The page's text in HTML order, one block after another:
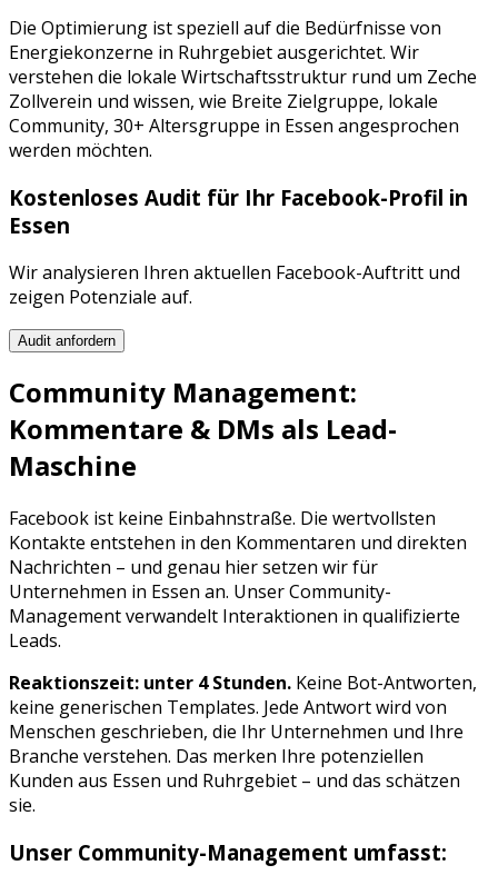
Die Optimierung ist speziell auf die Bedürfnisse von
Energiekonzerne in Ruhrgebietausgerichtet. Wir
verstehen die lokale Wirtschaftsstruktur rund um Zeche
Zollverein und wissen, wie Breite Zielgruppe, lokale
Community, 30+ Altersgruppe in Essen angesprochen
werden möchten.
Kostenloses Audit für Ihr Facebook-Profil in
Essen
Wir analysieren Ihren aktuellen Facebook-Auftritt und
zeigen Potenziale auf.
Audit anfordern
Community Management:
Kommentare & DMs als Lead-
Maschine
Facebook ist keine Einbahnstraße. Die wertvollsten
Kontakte entstehen in den Kommentaren und direkten
Nachrichten – und genau hier setzen wir für
Unternehmen in Essen an. Unser Community-
Management verwandelt Interaktionen in qualifizierte
Leads.
Reaktionszeit: unter 4 Stunden. Keine Bot-Antworten,
keine generischen Templates. Jede Antwort wird von
Menschen geschrieben, die Ihr Unternehmen und Ihre
Branche verstehen. Das merken Ihre potenziellen
Kunden aus Essen und Ruhrgebiet – und das schätzen
sie.
Unser Community-Management umfasst: